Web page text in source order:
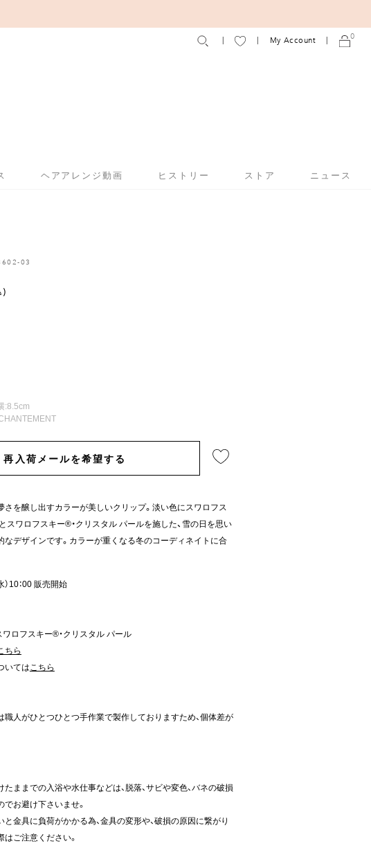
ヘアアレンジ動画 ヒストリー ストア ニュース
My Account 0
03
)
:8.5cm
再入荷メールを希望する
さを醸し出すカラーが美しいクリップ。淡い色にスワロフス
スワロフスキー®・クリスタル パールを施した、雪の日を思い
なデザインです。カラーが重くなる冬のコーディネイトに合
10：00 販売開始
ワロフスキー®・クリスタル パール
ちら
いてはこちら
職人がひとつひとつ手作業で製作しておりますため、個体差が
ままでの入浴や水仕事などは、脱落、サビや変色、バネの破損
お避け下さいませ。
金具に負荷がかかる為、金具の変形や、破損の原因に繋がり
ご注意ください。